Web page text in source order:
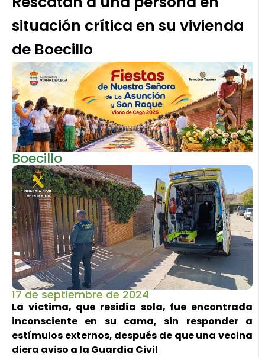
situación crítica en su vivienda
de Boecillo
Boecillo
17 de septiembre de 2024
La víctima, que residía sola, fue encontrada
inconsciente en su cama, sin responder a
estímulos externos, después de que una vecina
diera aviso a la Guardia Civil